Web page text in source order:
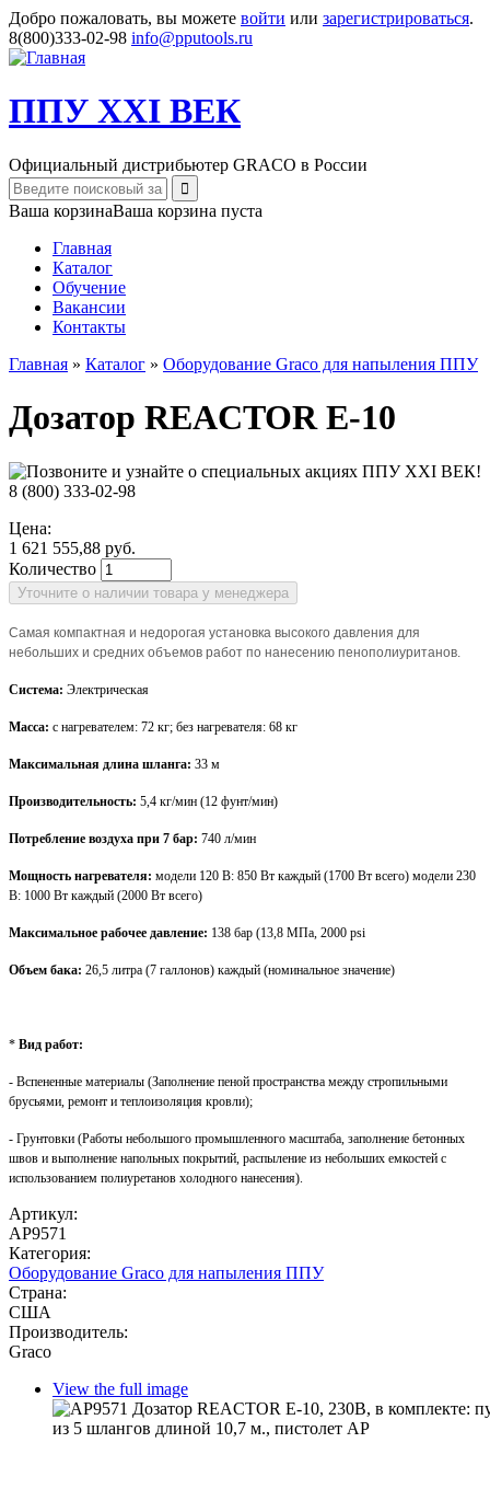
Добро пожаловать, вы можете войти или зарегистрироваться.
8(800)333-02-98 info@pputools.ru
ППУ XXI ВЕК
Официальный дистрибьютер GRACO в России
Форма поиска
Найти
Ваша корзинаВаша корзина пуста
Главная
Каталог
Обучение
Вакансии
Контакты
Главная » Каталог » Оборудование Graco для напыления ППУ
Дозатор REACTOR E-10
Цена:
1 621 555,88 руб.
Количество
Самая компактная и недорогая установка высокого давления для
небольших и средних объемов работ по нанесению пенополиуританов.
Система: Электрическая
Масса: с нагревателем: 72 кг; без нагревателя: 68 кг
Максимальная длина шланга: 33 м
Производительность: 5,4 кг/мин (12 фунт/мин)
Потребление воздуха при 7 бар: 740 л/мин
Мощность нагревателя: модели 120 В: 850 Вт каждый (1700 Вт всего) модели 230
В: 1000 Вт каждый (2000 Вт всего)
Максимальное рабочее давление: 138 бар (13,8 МПа, 2000 psi
Объем бака: 26,5 литра (7 галлонов) каждый (номинальное значение)
* Вид работ:
- Вспененные материалы (Заполнение пеной пространства между стропильными
брусьями, ремонт и теплоизоляция кровли);
- Грунтовки (Работы небольшого промышленного масштаба, заполнение бетонных
швов и выполнение напольных покрытий, распыление из небольших емкостей с
использованием полиуретанов холодного нанесения).
Артикул:
AP9571
Категория:
Оборудование Graco для напыления ППУ
Страна:
США
Производитель:
Graco
View the full image